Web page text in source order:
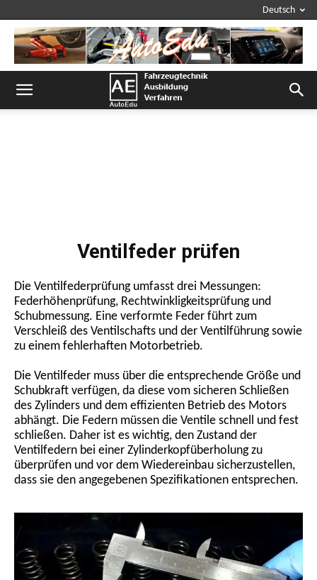
Deutsch
Ventilfeder prüfen
Die Ventilfederprüfung umfasst drei Messungen:
Federhöhenprüfung, Rechtwinkligkeitsprüfung und
Schubmessung. Eine verformte Feder führt zum
Verschleiß des Ventilschafts und der Ventilführung sowie
zu einem fehlerhaften Motorbetrieb.
Die Ventilfeder muss über die entsprechende Größe und
Schubkraft verfügen, da diese vom sicheren Schließen
des Zylinders und dem effizienten Betrieb des Motors
abhängt. Die Federn müssen die Ventile schnell und fest
schließen. Daher ist es wichtig, den Zustand der
Ventilfedern bei einer Zylinderkopfüberholung zu
überprüfen und vor dem Wiedereinbau sicherzustellen,
dass sie den angegebenen Spezifikationen entsprechen.